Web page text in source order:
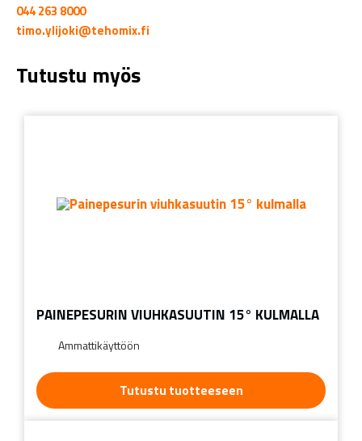
044 263 8000
timo.ylijoki@tehomix.fi
Tutustu myös
PAINEPESURIN VIUHKASUUTIN 15° KULMALLA
Ammattikäyttöön
Tutustu tuotteeseen